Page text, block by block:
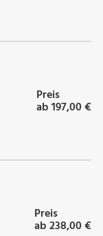
Preis
ab 197,00 €
Preis
ab 238,00 €